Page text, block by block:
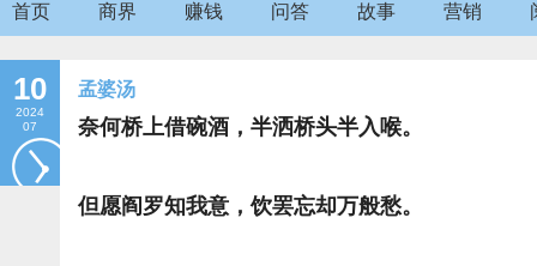
首页 商界 赚钱 问答 故事 营销
10
2024
07
孟婆汤
奈何桥上借碗酒，半洒桥头半入喉。
但愿阎罗知我意，饮罢忘却万般愁。